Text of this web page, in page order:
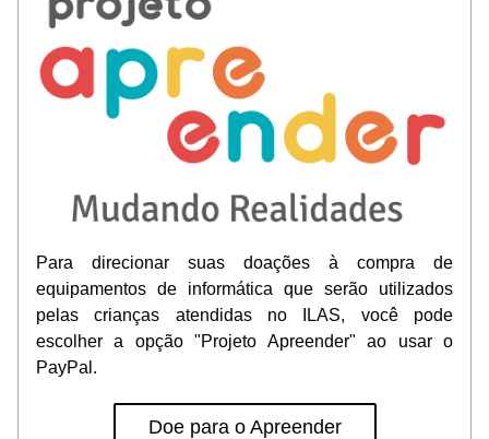
Para direcionar suas doações à compra de
equipamentos de informática que serão utilizados
pelas crianças atendidas no ILAS, você pode
escolher a opção "Projeto Apreender" ao usar o
PayPal.
Doe para o Apreender